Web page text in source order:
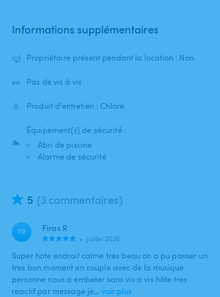
Informations supplémentaires
🤿 Propriétaire présent pendant la location : Non
👀 Pas de vis à vis
💧 Produit d'entretien : Chlore
🏊
Équipement(s) de sécurité :
Abri de piscine
Alarme de sécurité
5 (3 commentaires)
FR Firas R
• juillet 2026
Super hote endroit calme tres beau on a pu passer un
tres bon moment en couple avec de la musique
personne nous a embeter sans vis a vis hôte tres
reactif par message je… voir plus